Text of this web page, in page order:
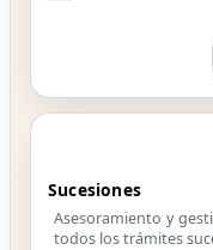
Sucesiones
Asesoramiento y
todos los trámites